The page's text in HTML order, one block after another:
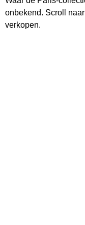
onbekend. Scroll
verkopen.